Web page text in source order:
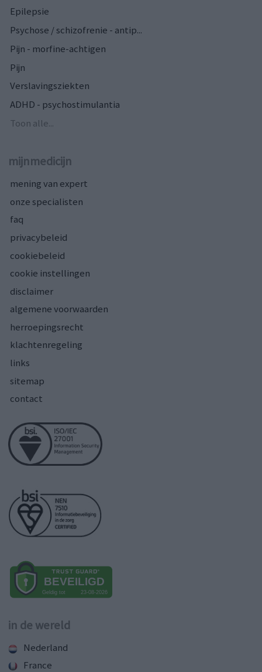
Epilepsie
Psychose / schizofrenie - antip...
Pijn - morfine-achtigen
Pijn
Verslavingsziekten
ADHD - psychostimulantia
Toon alle...
mijnmedicijn
mening van expert
onze specialisten
faq
privacybeleid
cookiebeleid
cookie instellingen
disclaimer
algemene voorwaarden
herroepingsrecht
klachtenregeling
links
sitemap
contact
in de wereld
Nederland
France